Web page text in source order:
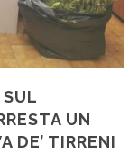
UN
DE’ TIRRENI